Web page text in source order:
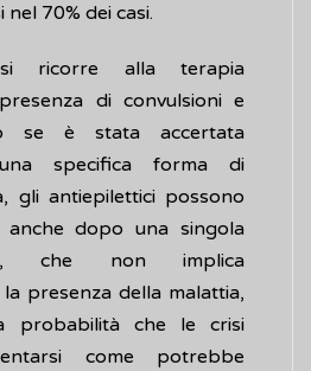
70% dei casi.
si ricorre alla terapia
di convulsioni e
se è stata accertata
una specifica forma di
gli antiepilettici possono
anche dopo una singola
che non implica
presenza della malattia,
probabilità che le crisi
come potrebbe